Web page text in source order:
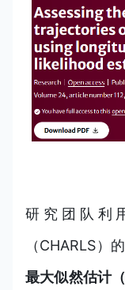
研究团队利
（CHARLS）
最大似然估计